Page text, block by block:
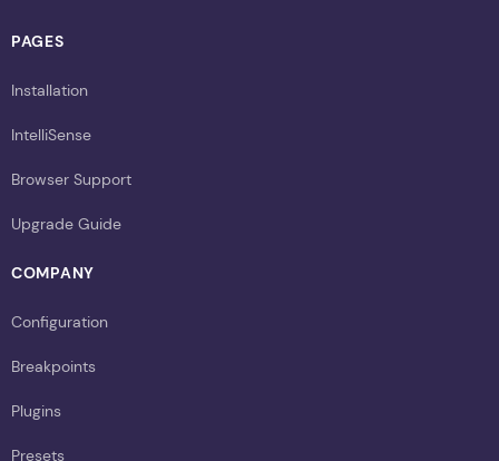
PAGES
Installation
IntelliSense
Browser Support
Upgrade Guide
COMPANY
Configuration
Breakpoints
Plugins
Presets